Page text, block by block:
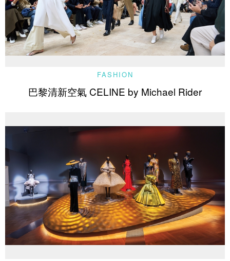
FASHION
巴黎清新空氣 CELINE by Michael Rider